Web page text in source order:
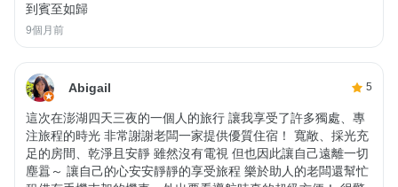
到賓至如歸
9個月前
Abigail 5
這次在澎湖四天三夜的一個人的旅行 讓我享受了許多獨處、專
注旅程的時光 非常謝謝老闆一家提供優質住宿！ 寬敞、採光充
足的房間、乾淨且安靜 雖然沒有電視 但也因此讓自己遠離一切
塵囂～ 讓自己的心安安靜靜的享受旅程 樂於助人的老闆還幫忙